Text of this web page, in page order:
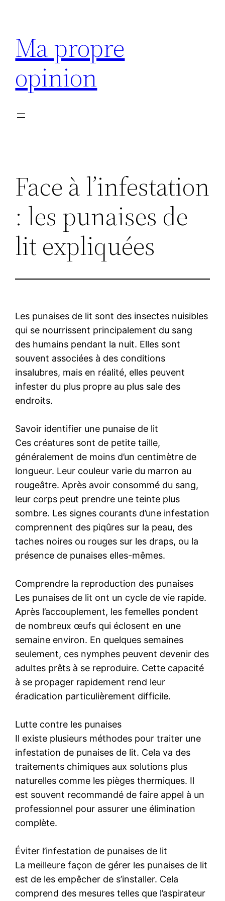
contenu
Ma propre
opinion
Face à l’infestation
: les punaises de
lit expliquées
Les punaises de lit sont des insectes nuisibles
qui se nourrissent principalement du sang
des humains pendant la nuit. Elles sont
souvent associées à des conditions
insalubres, mais en réalité, elles peuvent
infester du plus propre au plus sale des
endroits.
Savoir identifier une punaise de lit
Ces créatures sont de petite taille,
généralement de moins d’un centimètre de
longueur. Leur couleur varie du marron au
rougeâtre. Après avoir consommé du sang,
leur corps peut prendre une teinte plus
sombre. Les signes courants d’une infestation
comprennent des piqûres sur la peau, des
taches noires ou rouges sur les draps, ou la
présence de punaises elles-mêmes.
Comprendre la reproduction des punaises
Les punaises de lit ont un cycle de vie rapide.
Après l’accouplement, les femelles pondent
de nombreux œufs qui éclosent en une
semaine environ. En quelques semaines
seulement, ces nymphes peuvent devenir des
adultes prêts à se reproduire. Cette capacité
à se propager rapidement rend leur
éradication particulièrement difficile.
Lutte contre les punaises
Il existe plusieurs méthodes pour traiter une
infestation de punaises de lit. Cela va des
traitements chimiques aux solutions plus
naturelles comme les pièges thermiques. Il
est souvent recommandé de faire appel à un
professionnel pour assurer une élimination
complète.
Éviter l’infestation de punaises de lit
La meilleure façon de gérer les punaises de lit
est de les empêcher de s’installer. Cela
comprend des mesures telles que l’aspirateur